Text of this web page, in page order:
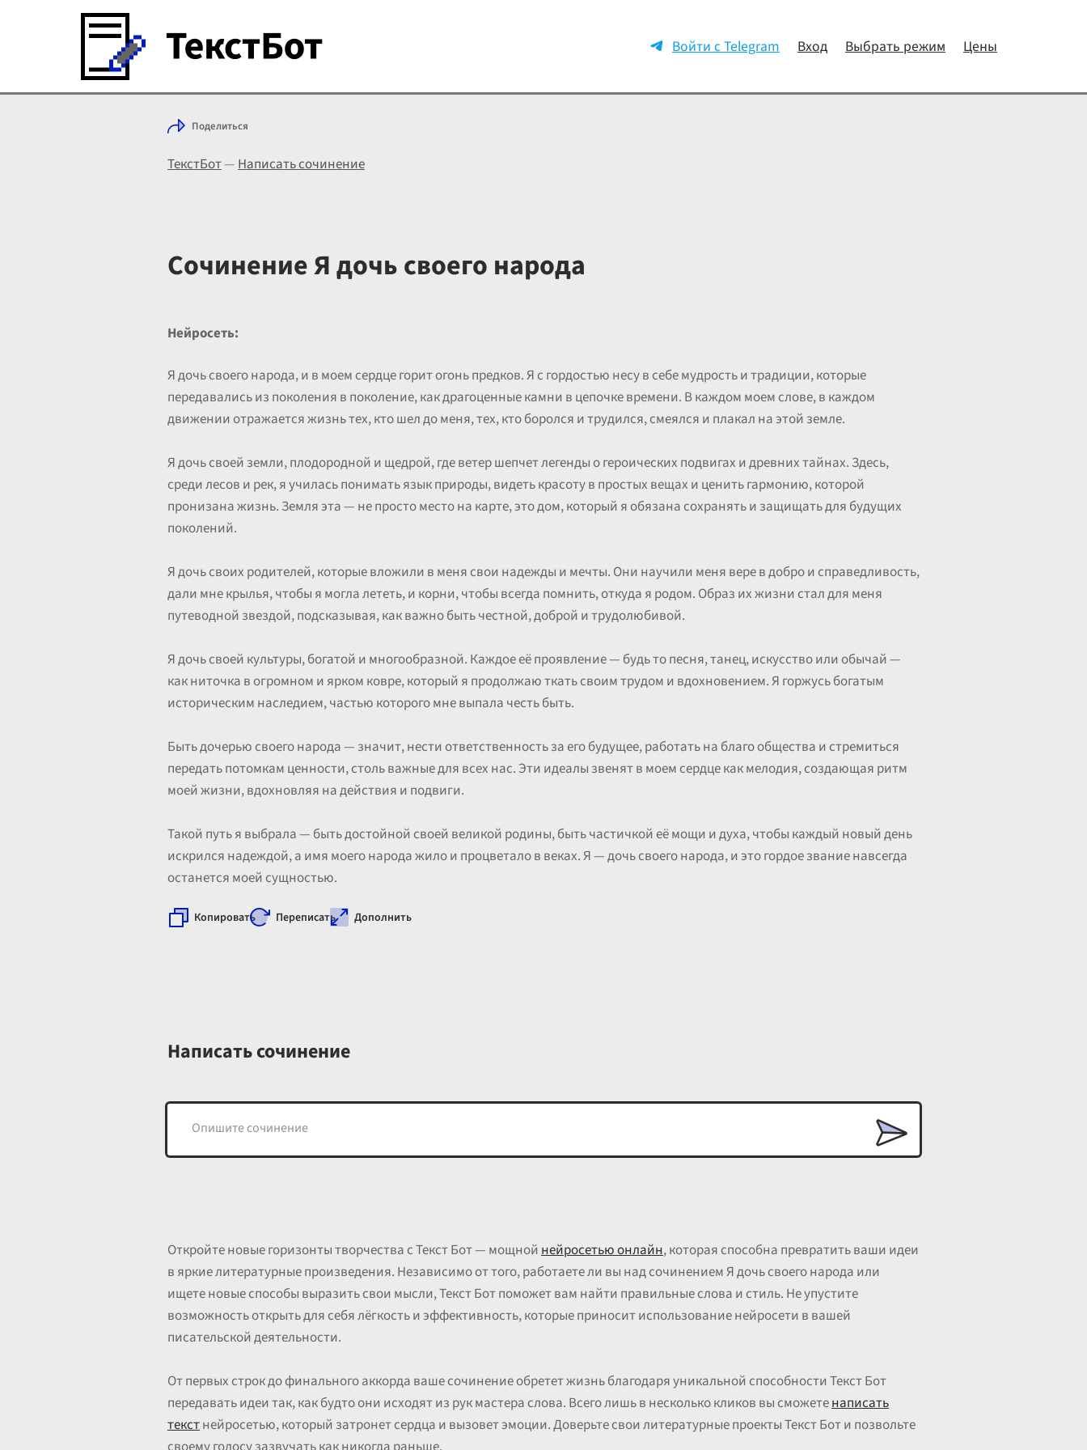
Войти с Telegram Вход Выбрать режим Цены
Поделиться
ТекстБот—Написать сочинение
Сочинение Я дочь своего народа
Нейросеть:
Я дочь своего народа, и в моем сердце горит огонь предков. Я с гордостью несу в себе мудрость и традиции, которые
передавались из поколения в поколение, как драгоценные камни в цепочке времени. В каждом моем слове, в каждом
движении отражается жизнь тех, кто шел до меня, тех, кто боролся и трудился, смеялся и плакал на этой земле.
Я дочь своей земли, плодородной и щедрой, где ветер шепчет легенды о героических подвигах и древних тайнах. Здесь,
среди лесов и рек, я училась понимать язык природы, видеть красоту в простых вещах и ценить гармонию, которой
пронизана жизнь. Земля эта — не просто место на карте, это дом, который я обязана сохранять и защищать для будущих
поколений.
Я дочь своих родителей, которые вложили в меня свои надежды и мечты. Они научили меня вере в добро и справедливость,
дали мне крылья, чтобы я могла лететь, и корни, чтобы всегда помнить, откуда я родом. Образ их жизни стал для меня
путеводной звездой, подсказывая, как важно быть честной, доброй и трудолюбивой.
Я дочь своей культуры, богатой и многообразной. Каждое её проявление — будь то песня, танец, искусство или обычай —
как ниточка в огромном и ярком ковре, который я продолжаю ткать своим трудом и вдохновением. Я горжусь богатым
историческим наследием, частью которого мне выпала честь быть.
Быть дочерью своего народа — значит, нести ответственность за его будущее, работать на благо общества и стремиться
передать потомкам ценности, столь важные для всех нас. Эти идеалы звенят в моем сердце как мелодия, создающая ритм
моей жизни, вдохновляя на действия и подвиги.
Такой путь я выбрала — быть достойной своей великой родины, быть частичкой её мощи и духа, чтобы каждый новый день
искрился надеждой, а имя моего народа жило и процветало в веках. Я — дочь своего народа, и это гордое звание навсегда
останется моей сущностью.
Копировать Переписать Дополнить
Написать сочинение
Откройте новые горизонты творчества с Текст Бот — мощнойнейросетью онлайн, которая способна превратить ваши идеи
в яркие литературные произведения. Независимо от того, работаете ли вы над сочинением Я дочь своего народа или
ищете новые способы выразить свои мысли, Текст Бот поможет вам найти правильные слова и стиль. Не упустите
возможность открыть для себя лёгкость и эффективность, которые приносит использование нейросети в вашей
писательской деятельности.
От первых строк до финального аккорда ваше сочинение обретет жизнь благодаря уникальной способности Текст Бот
передавать идеи так, как будто они исходят из рук мастера слова. Всего лишь в несколько кликов вы сможетенаписать
текстнейросетью, который затронет сердца и вызовет эмоции. Доверьте свои литературные проекты Текст Бот и позвольте